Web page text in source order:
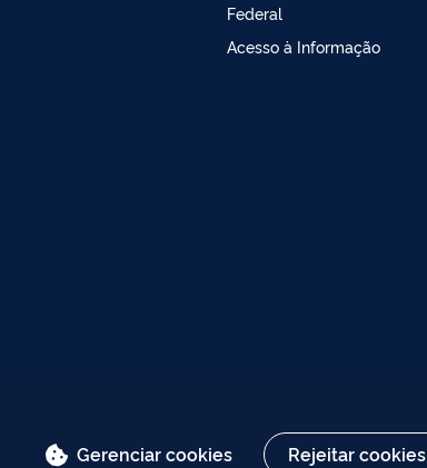
Federal
Acesso à Informação
Gerenciar cookies Rejeitar cookies